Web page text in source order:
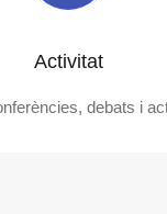
Activitat
debats i